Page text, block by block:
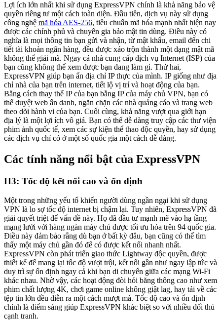
Lợi ích lớn nhất khi sử dụng ExpressVPN chính là khả năng bảo vệ
quyền riêng tư một cách toàn diện. Đầu tiên, dịch vụ này sử dụng
công nghệ mã hóa AES-256, tiêu chuẩn mã hóa mạnh nhất hiện nay
được các chính phủ và chuyên gia bảo mật tin dùng. Điều này có
nghĩa là mọi thông tin bạn gửi và nhận, từ mật khẩu, email đến chi
tiết tài khoản ngân hàng, đều được xáo trộn thành một dạng mật mã
không thể giải mã. Ngay cả nhà cung cấp dịch vụ Internet (ISP) của
bạn cũng không thể xem được bạn đang làm gì. Thứ hai,
ExpressVPN giúp bạn ẩn địa chỉ IP thực của mình. IP giống như địa
chỉ nhà của bạn trên internet, tiết lộ vị trí và hoạt động của bạn.
Bằng cách thay thế IP của bạn bằng IP của máy chủ VPN, bạn có
thể duyệt web ẩn danh, ngăn chặn các nhà quảng cáo và trang web
theo dõi hành vi của bạn. Cuối cùng, khả năng vượt qua giới hạn
địa lý là một lợi ích vô giá. Bạn có thể dễ dàng truy cập các thư viện
phim ảnh quốc tế, xem các sự kiện thể thao độc quyền, hay sử dụng
các dịch vụ chỉ có ở một số quốc gia một cách dễ dàng.
Các tính năng nổi bật của ExpressVPN
H3: Tốc độ kết nối cao và ổn định
Một trong những yếu tố khiến người dùng ngần ngại khi sử dụng
VPN là lo sợ tốc độ internet bị chậm lại. Tuy nhiên, ExpressVPN đã
giải quyết triệt để vấn đề này. Họ đã đầu tư mạnh mẽ vào hạ tầng
mạng lưới với hàng ngàn máy chủ được tối ưu hóa trên 94 quốc gia.
Điều này đảm bảo rằng dù bạn ở bất kỳ đâu, bạn cũng có thể tìm
thấy một máy chủ gần đó để có được kết nối nhanh nhất.
ExpressVPN còn phát triển giao thức Lightway độc quyền, được
thiết kế để mang lại tốc độ vượt trội, kết nối gần như ngay lập tức và
duy trì sự ổn định ngay cả khi bạn di chuyển giữa các mạng Wi-Fi
khác nhau. Nhờ vậy, các hoạt động đòi hỏi băng thông cao như xem
phim chất lượng 4K, chơi game online không giật lag, hay tải về các
tệp tin lớn đều diễn ra một cách mượt mà. Tốc độ cao và ổn định
chính là điểm sáng giúp ExpressVPN khác biệt so với nhiều đối thủ
cạnh tranh.